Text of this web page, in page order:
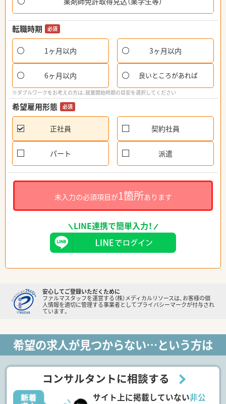
転職時期 必須
1ヶ月以内 3ヶ月以内
6ヶ月以内 良いところがあれば
※ダブルワークをお考えの方は、就業開始時期の目安を選択してください
希望雇用形態 必須
正社員 契約社員
パート 派遣
未入力の必須項目が1箇所あります
LINE連携で簡単入力！
安心してご登録いただくために
ファルマスタッフを運営する（株）メディカルリソースは、お客様の個
人情報を適切に管理する事業者としてプライバシーマークが付与され
ています。
希望の求人が見つからない…という方は
コンサルタントに相談する
サイト上に掲載していない非公